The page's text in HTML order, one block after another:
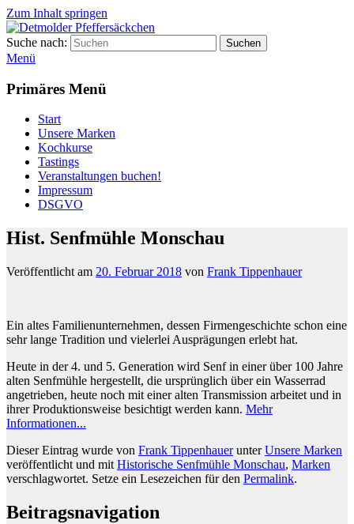
Zum Inhalt springen
Detmolder Pfeffersäckchen
Suche nach: Suchen
Menü
Primäres Menü
Start
Unsere Marken
Kochkurse
Tastings
Veranstaltungen buchen!
Impressum
DSGVO
Hist. Senfmühle Monschau
Veröffentlicht am 20. Februar 2018 von Frank Tippenhauer
Ein altes Familienunternehmen, dessen Firmengeschichte schon eine
sehr lange Tradition und vielerlei Ausprägungen erlebt hat.
Heute in der 4. und 5. Generation wird Senf in einer über 100 Jahre
alten Senfmühle hergestellt, die ursprünglich über ein Wasserrad
angetrieben, heute noch mit einer alten Transmission arbeitet und in
ihrer Produktionsweise besichtigt werden kann. Mehr
Informationen...
Dieser Eintrag wurde von Frank TippenhauerunterUnsere Marken
veröffentlicht und mit Historische Senfmühle Monschau, Marken
verschlagwortet. Setze ein Lesezeichen für den Permalink.
Beitragsnavigation